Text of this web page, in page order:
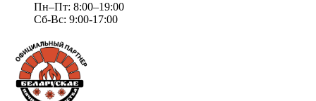
Пн–Пт: 8:00–19:00
Сб-Вс: 9:00-17:00